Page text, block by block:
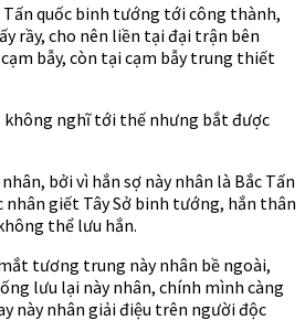
Tấn quốc binh tướng tới công thành,
rầy, cho nên liền tại đại trận bên
bẫy, còn tại cạm bẫy trung thiết
không nghĩ tới thế nhưng bắt được
bởi vì hắn sợ này nhân là Bắc Tấn
nhân giết Tây Sở binh tướng, hắn thân
thể lưu hắn.
tương trung này nhân bề ngoài,
lưu lại này nhân, chính mình càng
này nhân giải điệu trên người độc